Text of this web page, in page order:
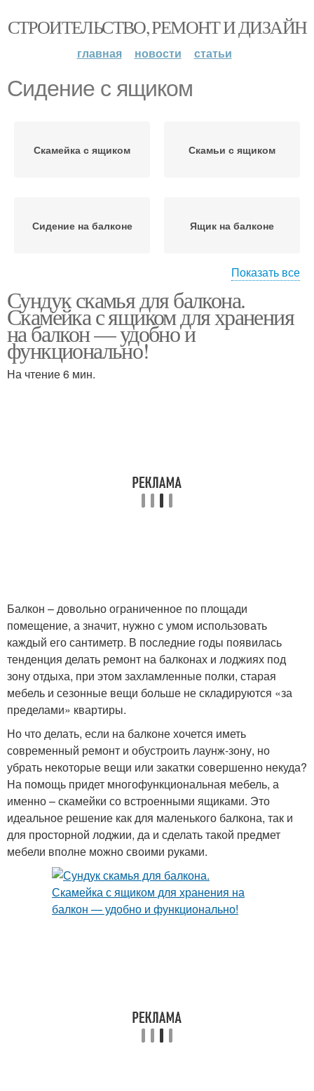
СТРОИТЕЛЬСТВО, РЕМОНТ И ДИЗАЙН
главная новости статьи
Сидение с ящиком
Скамейка с ящиком Скамьи с ящиком
Сидение на балконе Ящик на балконе
Удобный ящик Ящик на балкон
Показать все
Сундук скамья для балкона.
Скамейка с ящиком для хранения
на балкон — удобно и
функционально!
На чтение 6 мин.
Балкон – довольно ограниченное по площади
помещение, а значит, нужно с умом использовать
каждый его сантиметр. В последние годы появилась
тенденция делать ремонт на балконах и лоджиях под
зону отдыха, при этом захламленные полки, старая
мебель и сезонные вещи больше не складируются «за
пределами» квартиры.
Но что делать, если на балконе хочется иметь
современный ремонт и обустроить лаунж-зону, но
убрать некоторые вещи или закатки совершенно некуда?
На помощь придет многофункциональная мебель, а
именно – скамейки со встроенными ящиками. Это
идеальное решение как для маленького балкона, так и
для просторной лоджии, да и сделать такой предмет
мебели вполне можно своими руками.